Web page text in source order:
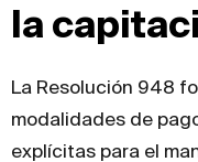
la
La Resolución 948
modalidades de
explícitas para el